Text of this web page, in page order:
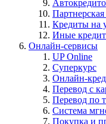
Кредиты на
Иные
Онлайн-сервисы
UP Online
Суперкурс
Онлайн-
Перевод с
Перевод по
Система
Покупка и